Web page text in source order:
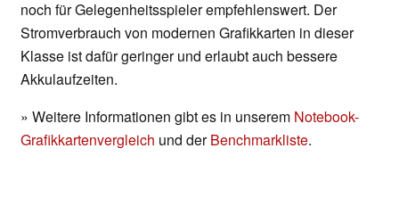
noch für Gelegenheitsspieler empfehlenswert. Der
Stromverbrauch von modernen Grafikkarten in dieser
Klasse ist dafür geringer und erlaubt auch bessere
Akkulaufzeiten.
» Weitere Informationen gibt es in unserem Notebook-
Grafikkartenvergleich und derBenchmarkliste.